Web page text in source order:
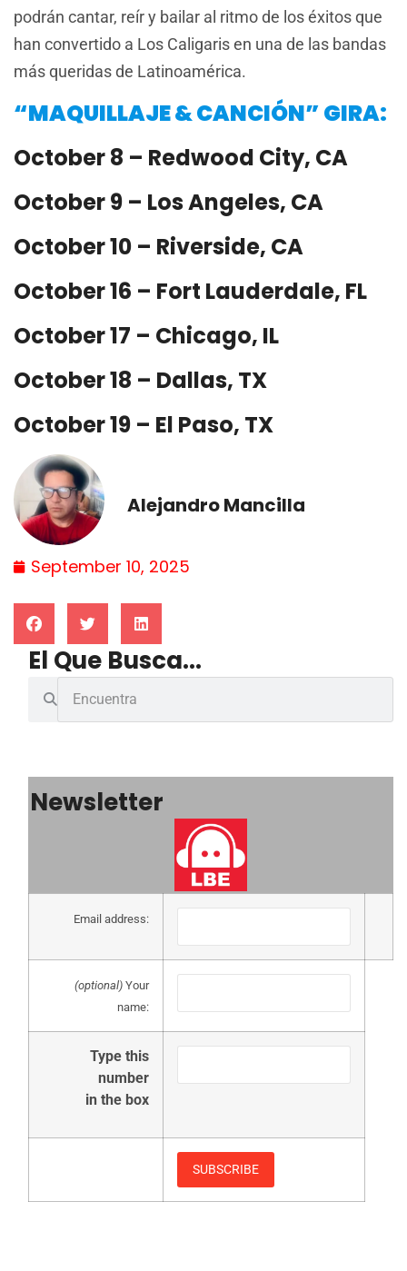
podrán cantar, reír y bailar al ritmo de los éxitos que
han convertido a Los Caligaris en una de las bandas
más queridas de Latinoamérica.
“MAQUILLAJE & CANCIÓN” GIRA:
October 8 – Redwood City, CA
October 9 – Los Angeles, CA
October 10 – Riverside, CA
October 16 – Fort Lauderdale, FL
October 17 – Chicago, IL
October 18 – Dallas, TX
October 19 – El Paso, TX
Alejandro Mancilla
September 10, 2025
El Que Busca...
Newsletter
Email address:
(optional) Your
name:
Type this
number
in the box